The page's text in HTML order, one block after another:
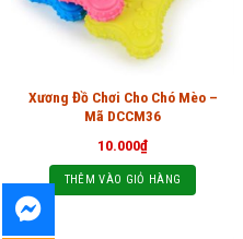
Xương Đồ Chơi Cho Chó Mèo –
Mã DCCM36
10.000₫
THÊM VÀO GIỎ HÀNG